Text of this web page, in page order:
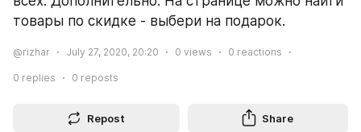
товары по скидке - выбери на подарок.
@rizhar July 27, 2020, 20:20 0 views 0 reactions
0 replies 0 reposts
Repost Share